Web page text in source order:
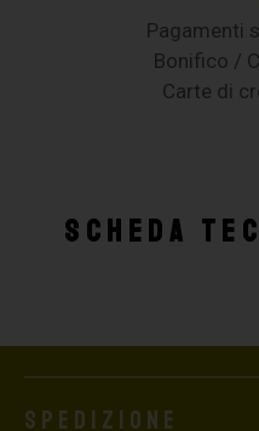
Pagamenti
Bonifico /
Carte di
SCHEDA
Spedizione